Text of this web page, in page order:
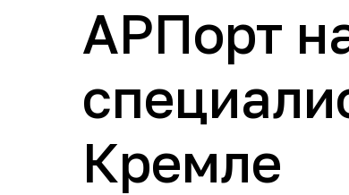
АРПорт
Кремле